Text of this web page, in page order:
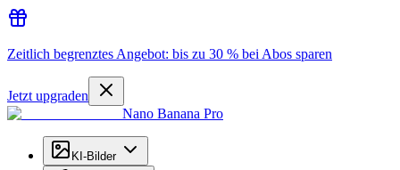
Zeitlich begrenztes Angebot: bis zu 30 % bei Abos sparen
Jetzt upgraden
Nano Banana Pro
KI-Bilder